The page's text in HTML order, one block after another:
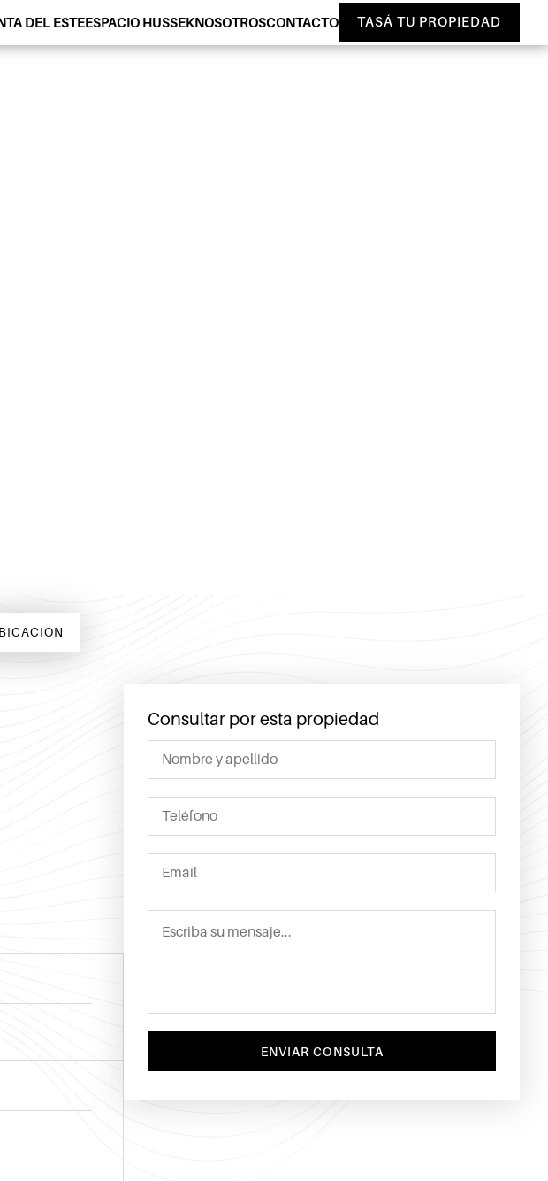
DEL ESTEESPACIO HUSSEKNOSOTROSCONTACTO TASÁ TU PROPIEDAD
Consultar por esta propiedad
ENVIAR CONSULTA